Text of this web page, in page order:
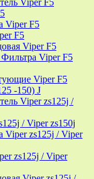
Viper F5
F5
Viper F5
Viper F5
Viper F5
-150) J
Viper zs125j /
/ Viper zs150j
Viper zs125j / Viper
zs125j / Viper